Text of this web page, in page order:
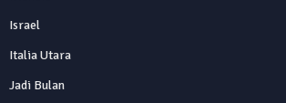
Israel
Italia Utara
Jadi Bulan